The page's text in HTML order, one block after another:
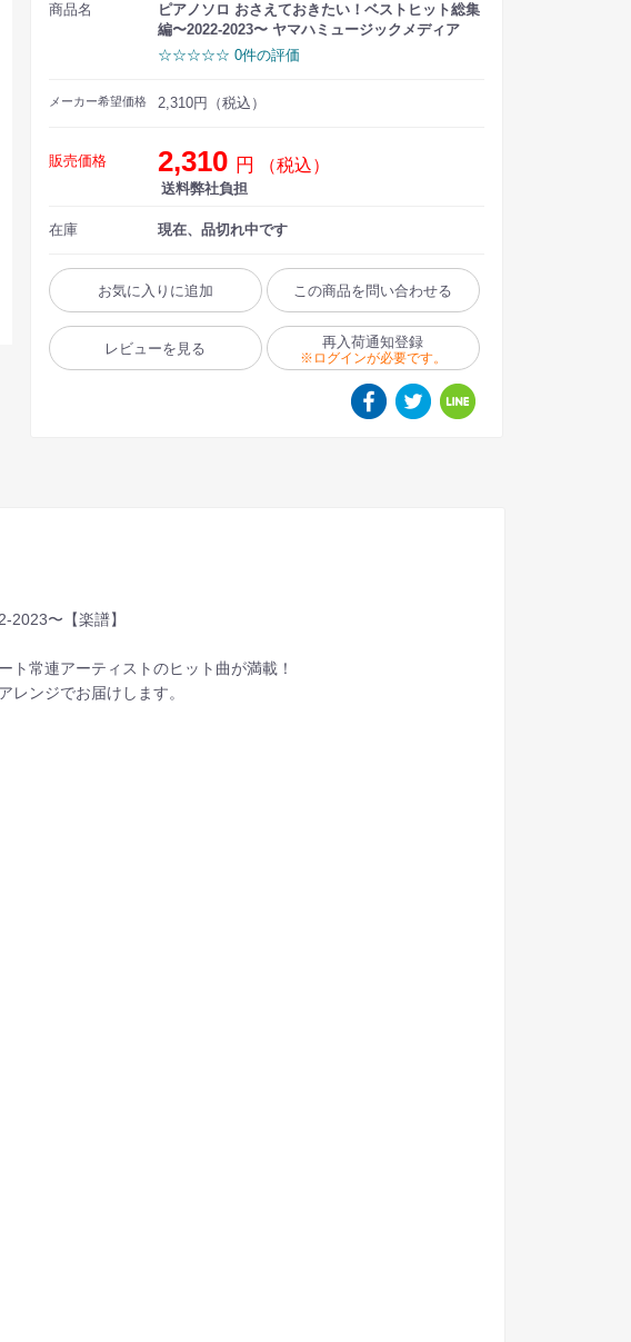
商品名
ピアノソロ おさえておきたい！ベストヒット総集
編〜2022-2023〜 ヤマハミュージックメディア
☆☆☆☆☆ 0件の評価
メーカー希望価格 2,310円（税込）
販売価格 2,310 円 （税込）
送料弊社負担
在庫 現在、品切れ中です
お気に入りに追加 この商品を問い合わせる
レビューを見る 再入荷通知登録
※ログインが必要です。
2023〜【楽譜】
ト常連アーティストのヒット曲が満載！
レンジでお届けします。